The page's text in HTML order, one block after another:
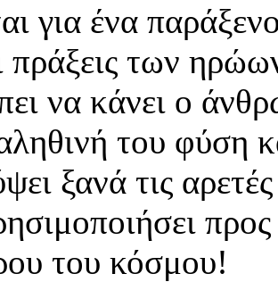
για ένα
πράξεις των
να κάνει ο
του φύση
ξανά τις
του κόσμου!